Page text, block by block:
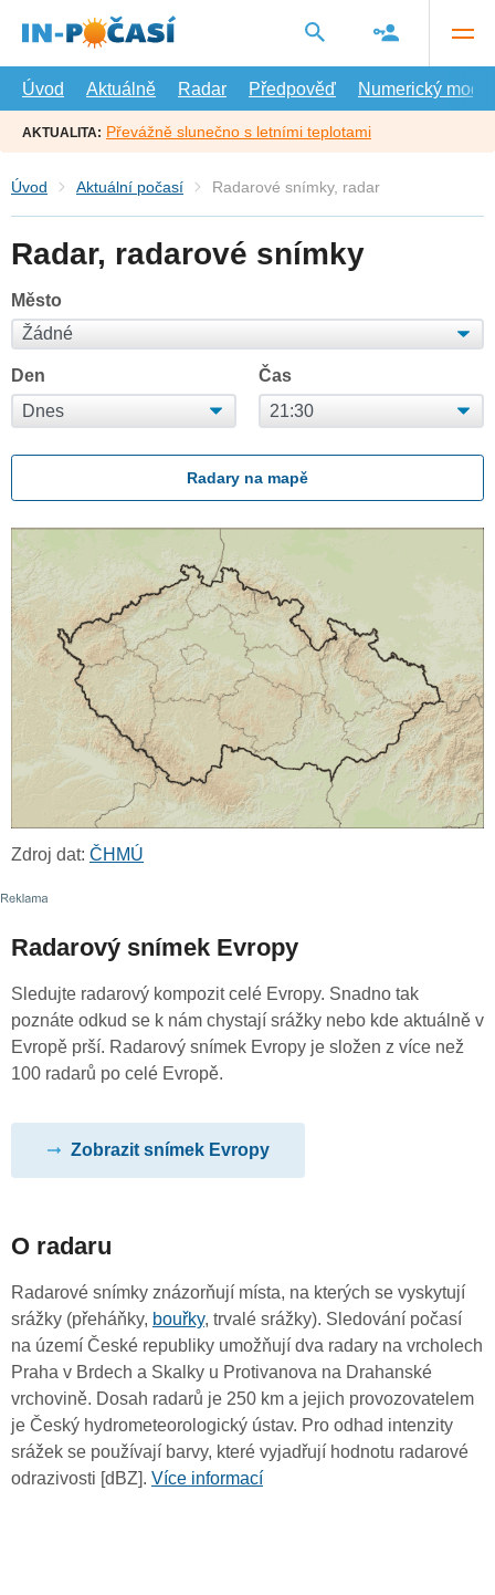
hlavní
Úvod
Aktuálně Radar Předpověď Numerický model
AKTUALITA: Převážně slunečno s letními teplotami
Úvod Aktuální počasí Radarové snímky, radar
Radar, radarové snímky
Město
Den Čas
Radary na mapě
Zdroj dat: ČHMÚ
Radarový snímek Evropy
Sledujte radarový kompozit celé Evropy. Snadno tak
poznáte odkud se k nám chystají srážky nebo kde aktuálně v
Evropě prší. Radarový snímek Evropy je složen z více než
100 radarů po celé Evropě.
Zobrazit snímek Evropy
O radaru
Radarové snímky znázorňují místa, na kterých se vyskytují
srážky (přeháňky, bouřky, trvalé srážky). Sledování počasí
na území České republiky umožňují dva radary na vrcholech
Praha v Brdech a Skalky u Protivanova na Drahanské
vrchovině. Dosah radarů je 250 km a jejich provozovatelem
je Český hydrometeorologický ústav. Pro odhad intenzity
srážek se používají barvy, které vyjadřují hodnotu radarové
odrazivosti [dBZ]. Více informací